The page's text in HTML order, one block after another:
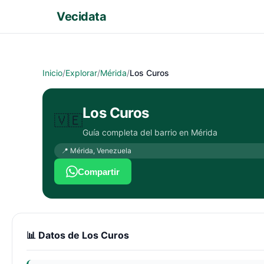
Vecidata
Inicio/Explorar/Mérida/Los Curos
🇻🇪Los Curos
Guía completa del barrio en Mérida
📍 Mérida, Venezuela
Compartir
📊 Datos de Los Curos